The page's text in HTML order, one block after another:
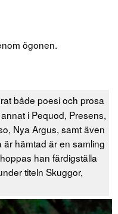
ögonen.
både poesi och prosa
i Pequod, Presens,
Nya Argus, samt även
hämtad är en samling
han färdigställa
titeln Skuggor,